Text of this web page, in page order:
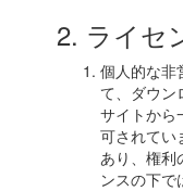
2. ライセ
個人的な非
て、ダウン
サイトから
可されてい
あり、権利
ンスの下で